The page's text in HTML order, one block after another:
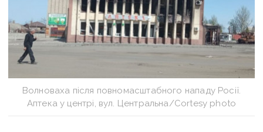
Волноваха після повномасштабного нападу Росії.
Аптека у центрі, вул. Центральна/Cortesy photo